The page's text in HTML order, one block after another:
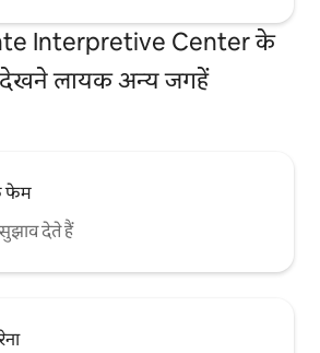
Interpretive Center के
लायक अन्य जगहें
फेम
देते हैं